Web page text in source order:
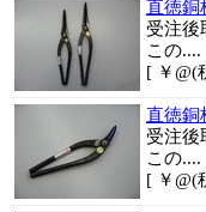
直徳銅
受注後
この....
[ ￥@(
直徳銅
受注後
この....
[ ￥@(